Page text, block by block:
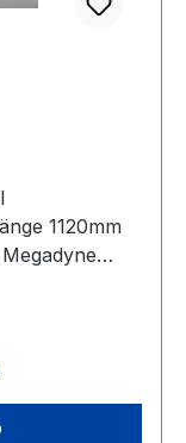
1120mm